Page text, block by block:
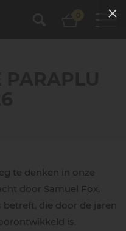
0
te denken in onze
door Samuel Fox.
die door de jaren
is.